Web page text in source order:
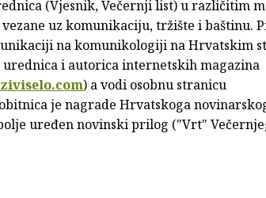
(Vjesnik, Večernji list) u različitim
uz komunikaciju, tržište i baštinu.
na komunikologiji na Hrvatskim
urednica i autorica internetskih magazina
) a vodi osobnu stranicu
je nagrade Hrvatskoga
uređen novinski prilog ("Vrt"